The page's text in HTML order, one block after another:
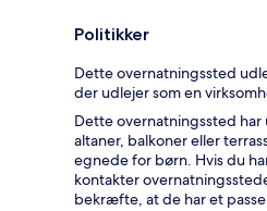
Politikker
Dette overnatningssted
der udlejer som en
Dette overnatningssted
altaner, balkoner eller
egnede for børn. Hvis du
kontakter
bekræfte, at de har et